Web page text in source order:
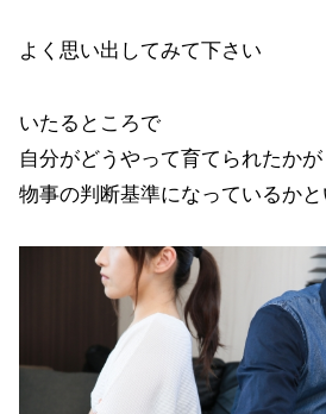
よく思い出してみて下さい
いたるところで
自分がどうやって育てられたかが
物事の判断基準になっているか